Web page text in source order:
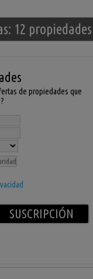
12 propiedades
de propiedades que